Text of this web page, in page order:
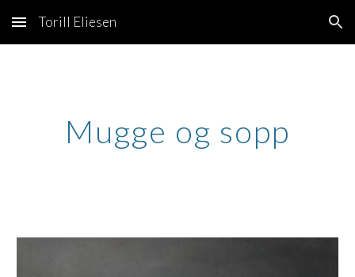
Skip to main content Skip to navigation
Torill Eliesen
Mugge og sopp